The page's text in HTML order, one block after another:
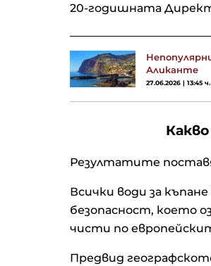
20-годишната
Аликанте
27.06.2026 | 13:45 ч.
Резултатите
Всички води за
безопасност, което
чисти по
Предвид